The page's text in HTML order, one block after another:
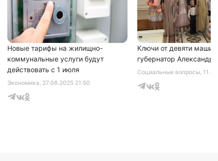
Экономика, 27.06.2025 21:50
Новые тарифы на жилищно-
коммунальные услуги будут
действовать с 1 июля
Социальные вопросы,
Ключи от девяти машин
губернатор Александр